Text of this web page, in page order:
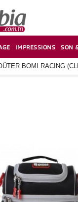
IMPRESSIONS SON
BOMI RACING